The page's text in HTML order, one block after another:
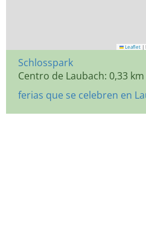
Leaflet |
Schlosspark
Centro de Laubach: 0,33
ferias que se celebren en